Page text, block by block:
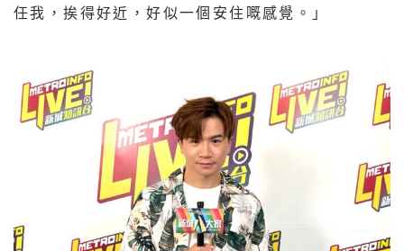
任我，挨得好近，好似一個安住嘅感覺。」